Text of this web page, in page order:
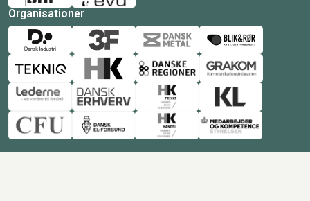
Organisationer